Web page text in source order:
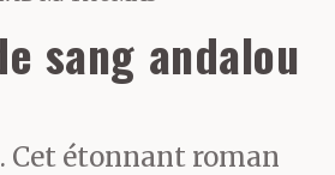
sang andalou
Cet étonnant roman